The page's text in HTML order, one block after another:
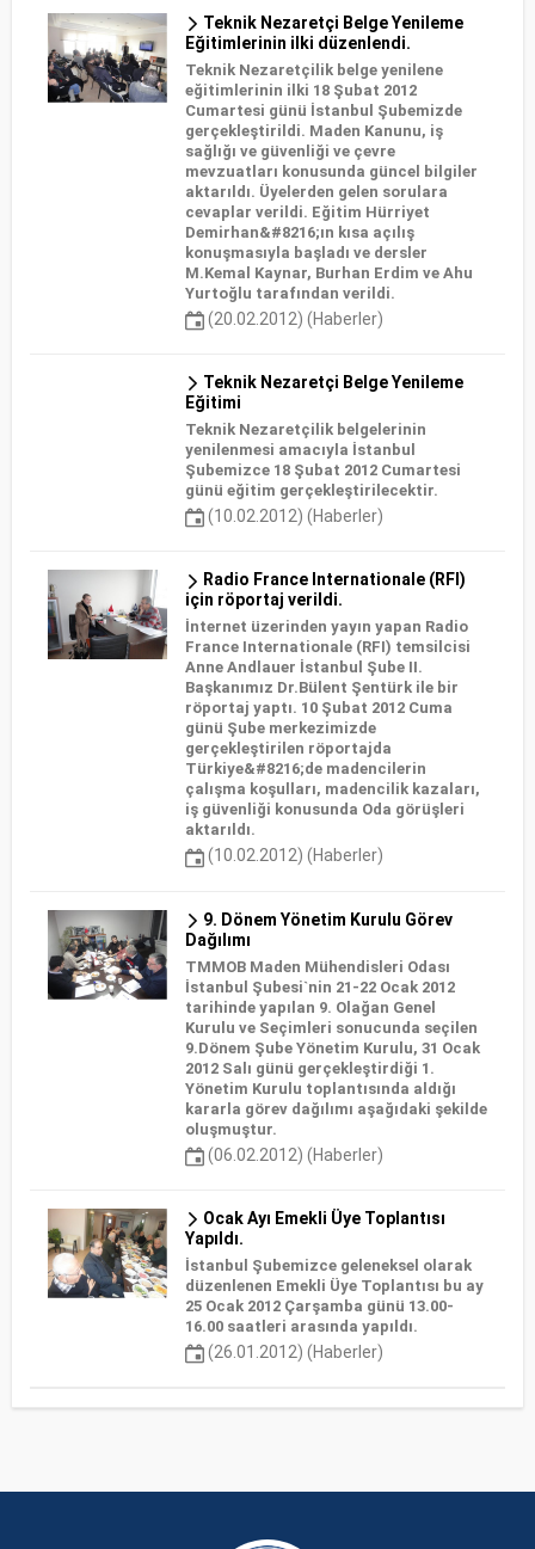
Teknik Nezaretçi Belge Yenileme
Eğitimlerinin ilki düzenlendi.
Teknik Nezaretçilik belge yenilene
eğitimlerinin ilki 18 Şubat 2012
Cumartesi günü İstanbul Şubemizde
gerçekleştirildi. Maden Kanunu, iş
sağlığı ve güvenliği ve çevre
mevzuatları konusunda güncel bilgiler
aktarıldı. Üyelerden gelen sorulara
cevaplar verildi. Eğitim Hürriyet
Demirhan&#8216;ın kısa açılış
konuşmasıyla başladı ve dersler
M.Kemal Kaynar, Burhan Erdim ve Ahu
Yurtoğlu tarafından verildi.
(20.02.2012) (Haberler)
Teknik Nezaretçi Belge Yenileme
Eğitimi
Teknik Nezaretçilik belgelerinin
yenilenmesi amacıyla İstanbul
Şubemizce 18 Şubat 2012 Cumartesi
günü eğitim gerçekleştirilecektir.
(10.02.2012) (Haberler)
Radio France Internationale (RFI)
için röportaj verildi.
İnternet üzerinden yayın yapan Radio
France Internationale (RFI) temsilcisi
Anne Andlauer İstanbul Şube II.
Başkanımız Dr.Bülent Şentürk ile bir
röportaj yaptı. 10 Şubat 2012 Cuma
günü Şube merkezimizde
gerçekleştirilen röportajda
Türkiye&#8216;de madencilerin
çalışma koşulları, madencilik kazaları,
iş güvenliği konusunda Oda görüşleri
aktarıldı.
(10.02.2012) (Haberler)
9. Dönem Yönetim Kurulu Görev
Dağılımı
TMMOB Maden Mühendisleri Odası
İstanbul Şubesi`nin 21-22 Ocak 2012
tarihinde yapılan 9. Olağan Genel
Kurulu ve Seçimleri sonucunda seçilen
9.Dönem Şube Yönetim Kurulu, 31 Ocak
2012 Salı günü gerçekleştirdiği 1.
Yönetim Kurulu toplantısında aldığı
kararla görev dağılımı aşağıdaki şekilde
oluşmuştur.
(06.02.2012) (Haberler)
Ocak Ayı Emekli Üye Toplantısı
Yapıldı.
İstanbul Şubemizce geleneksel olarak
düzenlenen Emekli Üye Toplantısı bu ay
25 Ocak 2012 Çarşamba günü 13.00-
16.00 saatleri arasında yapıldı.
(26.01.2012) (Haberler)